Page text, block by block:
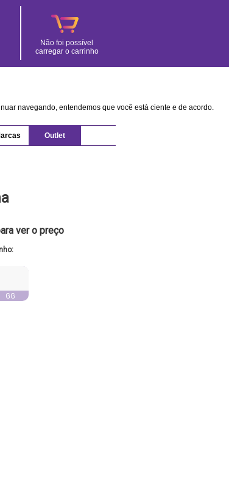
Não foi possível
carregar o carrinho
navegando, entendemos que você está ciente e de acordo.
Outlet
ver o preço
GG